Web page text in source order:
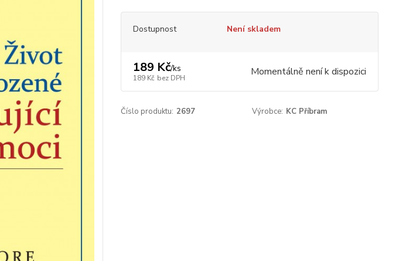
Dostupnost Není skladem
189 Kč/ks
189 Kč bez DPH Momentálně není k dispozici
Číslo produktu: 2697 Výrobce: KC Příbram